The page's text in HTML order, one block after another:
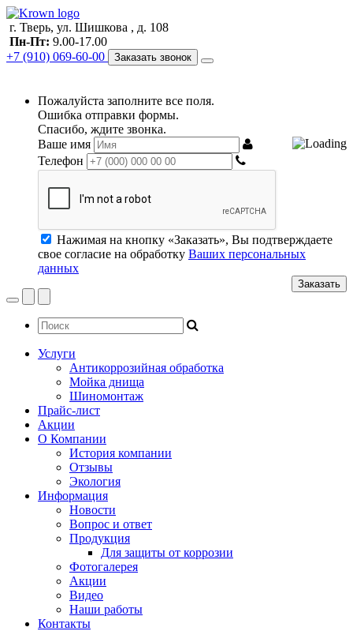
г. Тверь, ул. Шишкова , д. 108
Пн-Пт: 9.00-17.00
+7 (910) 069-60-00
Заказать звонок
Пожалуйста заполните все поля.
Ошибка отправки формы.
Спасибо, ждите звонка.
Ваше имя
Телефон
Нажимая на кнопку «Заказать», Вы подтверждаете
свое согласие на обработку Ваших персональных
данных
Заказать
Услуги
Антикоррозийная обработка
Мойка днища
Шиномонтаж
Прайс-лист
Акции
О Компании
История компании
Отзывы
Экология
Информация
Новости
Вопрос и ответ
Продукция
Для защиты от коррозии
Фотогалерея
Акции
Видео
Наши работы
Контакты